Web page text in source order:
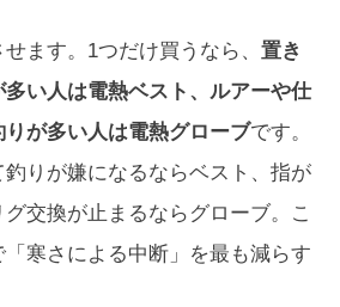
ます。1つだけ買うなら、 置き
い人は電熱ベスト、ルアーや仕
が多い人は電熱グローブです。
りが嫌になるならベスト、指が
交換が止まるならグローブ。こ
寒さによる中断」を最も減らす